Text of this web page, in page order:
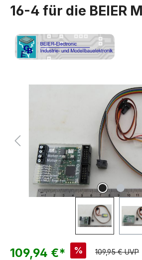
16-4 für die BEIER
109,94 €* % 109,95 € UVP